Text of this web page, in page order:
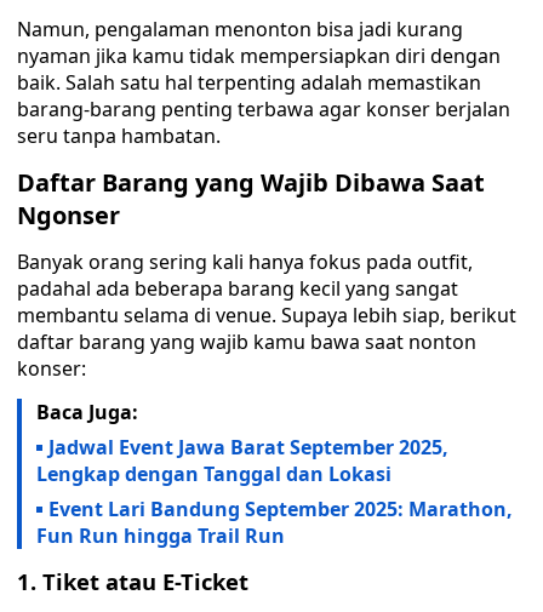
Namun, pengalaman menonton bisa jadi kurang
nyaman jika kamu tidak mempersiapkan diri dengan
baik. Salah satu hal terpenting adalah memastikan
barang-barang penting terbawa agar konser berjalan
seru tanpa hambatan.
Daftar Barang yang Wajib Dibawa Saat
Ngonser
Banyak orang sering kali hanya fokus pada outfit,
padahal ada beberapa barang kecil yang sangat
membantu selama di venue. Supaya lebih siap, berikut
daftar barang yang wajib kamu bawa saat nonton
konser:
Baca Juga:
Jadwal Event Jawa Barat September 2025,
Lengkap dengan Tanggal dan Lokasi
Event Lari Bandung September 2025: Marathon,
Fun Run hingga Trail Run
1. Tiket atau E-Ticket